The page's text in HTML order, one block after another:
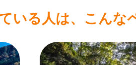
いる人は、こんな